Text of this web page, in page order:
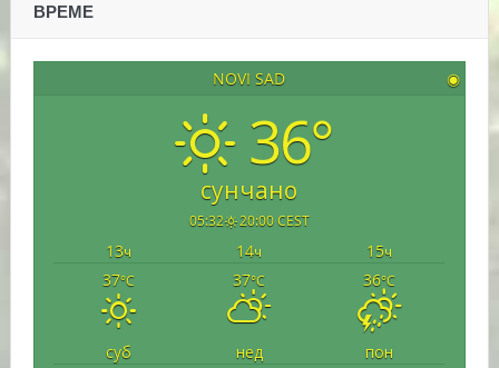
ВРЕМЕ
NOVI SAD ◉
36°
сунчано
05:32 20:00 CEST
13ч 14ч 15ч
37°C 37°C 36°C
суб нед
пон